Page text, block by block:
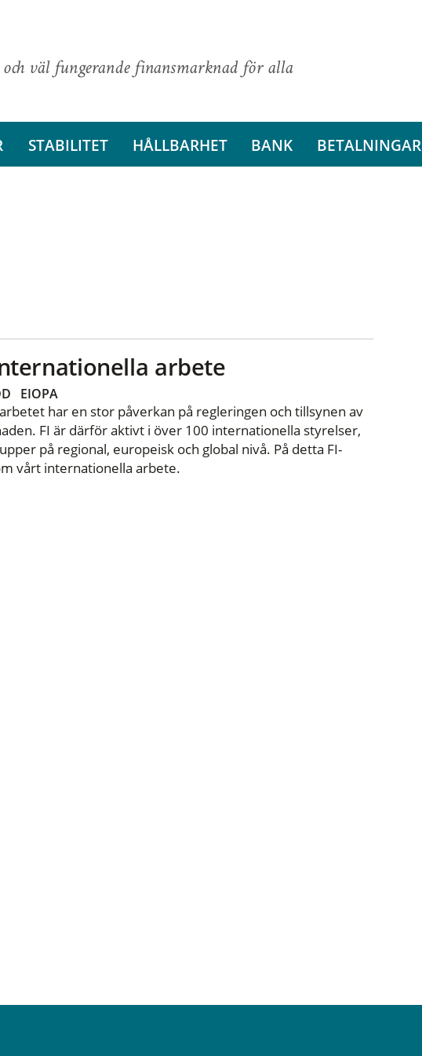
väl fungerande finansmarknad för alla
STABILITET HÅLLBARHET BANK BETALNINGAR
arbete
EIOPA
har en stor påverkan på regleringen och tillsynen av
FI är därför aktivt i över 100 internationella styrelser,
på regional, europeisk och global nivå. På detta FI-
vårt internationella arbete.